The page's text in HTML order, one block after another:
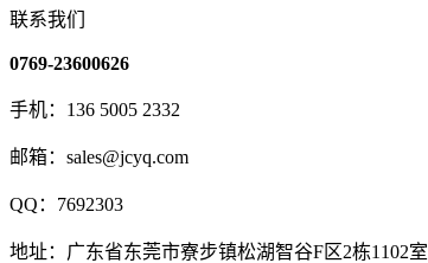
联系我们
0769-23600626
手机：136 5005 2332
邮箱：sales@jcyq.com
QQ：7692303
地址：广东省东莞市寮步镇松湖智谷F区2栋1102室